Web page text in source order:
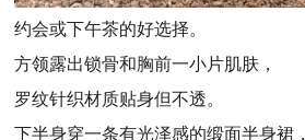
约会或下午茶的好选择。
方领露出锁骨和胸前一小片肌肤，
罗纹针织材质贴身但不透。
下半身穿一条有光泽感的缎面半身裙，